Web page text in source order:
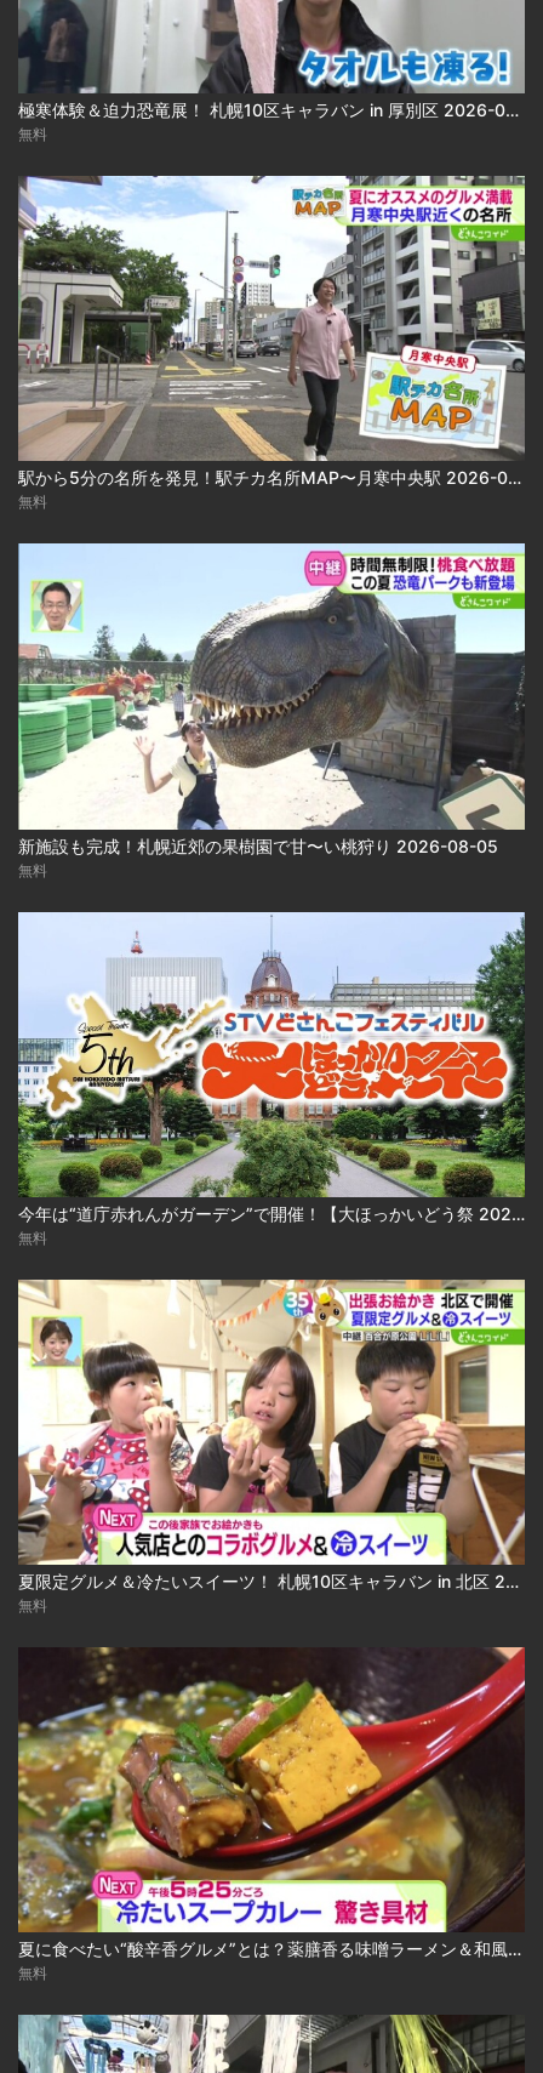
極寒体験＆迫力恐竜展！ 札幌10区キャラバン in 厚別区 2026-08-05
無料
駅から5分の名所を発見！駅チカ名所MAP〜月寒中央駅 2026-08-05
無料
新施設も完成！札幌近郊の果樹園で甘〜い桃狩り 2026-08-05
無料
今年は“道庁赤れんがガーデン”で開催！【大ほっかいどう祭 2026】
無料
夏限定グルメ＆冷たいスイーツ！ 札幌10区キャラバン in 北区 2026-08-04
無料
夏に食べたい“酸辛香グルメ”とは？薬膳香る味噌ラーメン＆和風冷やしスープカレー 2026-08-04
無料